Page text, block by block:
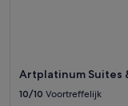
Artplatinum Suites
10/10 Voortreffelijk